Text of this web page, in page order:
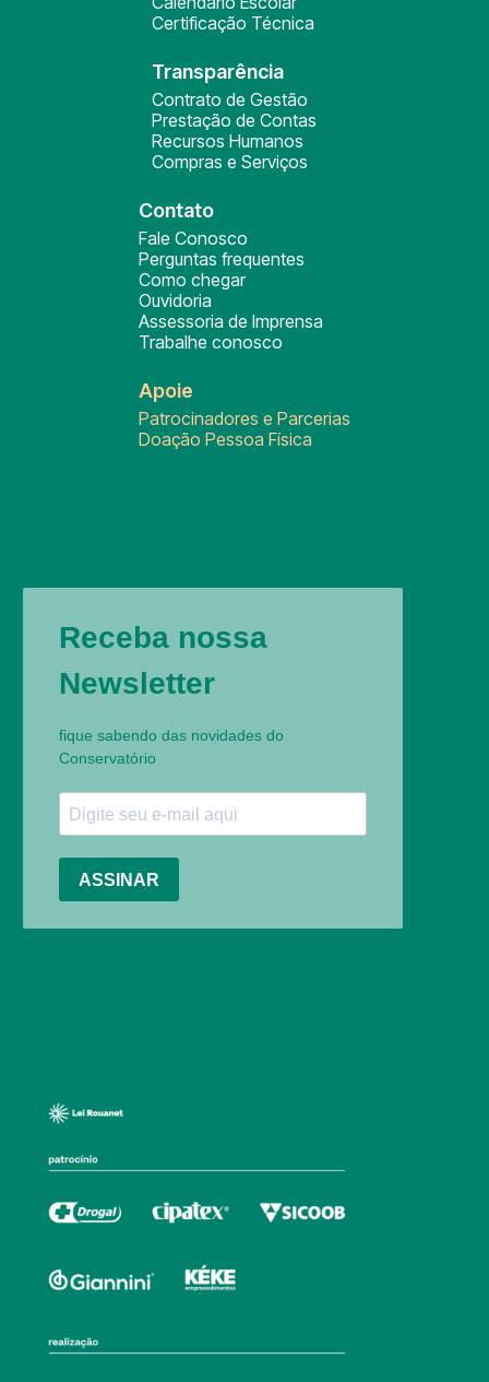
Certificação Técnica
Transparência
Contrato de Gestão
Prestação de Contas
Recursos Humanos
Compras e Serviços
Contato
Fale Conosco
Perguntas frequentes
Como chegar
Ouvidoria
Assessoria de Imprensa
Trabalhe conosco
Apoie
Patrocinadores e Parcerias
Doação Pessoa Física